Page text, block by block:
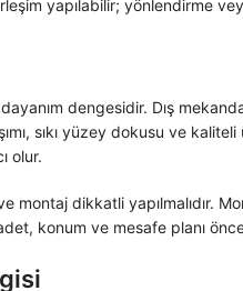
yapılabilir; yönlendirme
dengesidir. Dış
sıkı yüzey dokusu ve
olur.
montaj dikkatli yapılmalıdır.
konum ve mesafe planı